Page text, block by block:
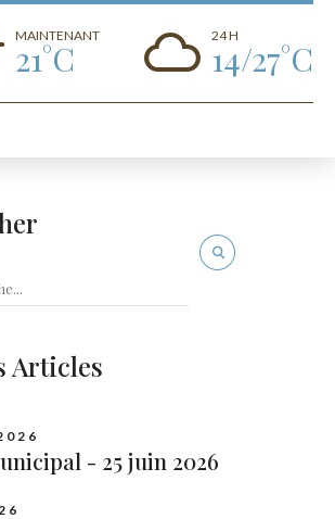
MAINTENANT
21°C
24 H
14/27°C
Articles
- 25 juin 2026